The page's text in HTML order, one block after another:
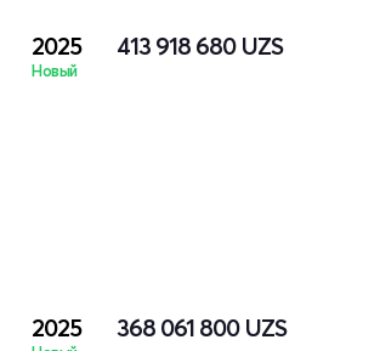
2025
Новый
413 918 680 UZS
2025 368 061 800 UZS